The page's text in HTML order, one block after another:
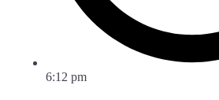
6:12 pm